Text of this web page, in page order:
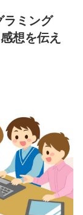
ラミング
想を伝え